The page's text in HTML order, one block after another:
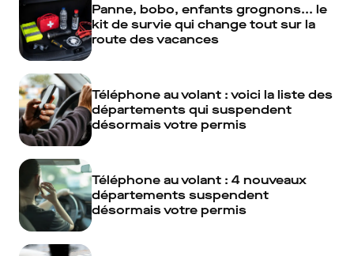
Panne, bobo, enfants grognons... le
kit de survie qui change tout sur la
route des vacances
Téléphone au volant : voici la liste des
départements qui suspendent
désormais votre permis
Téléphone au volant : 4 nouveaux
départements suspendent
désormais votre permis